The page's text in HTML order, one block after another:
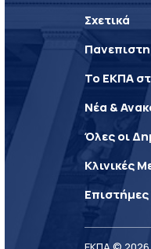
Σχετικά
Το ΕΚΠΑ
Νέα &
Όλες οι
Κλινικές
Επιστήμες